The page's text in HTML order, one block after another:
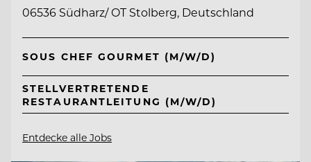
06536 Südharz/ OT Stolberg, Deutschland
SOUS CHEF GOURMET (M/W/D)
STELLVERTRETENDE
RESTAURANTLEITUNG (M/W/D)
Entdecke alle Jobs